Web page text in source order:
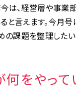
今は、経営層や事
と言えます。今月
課題を整理したい
をやっ